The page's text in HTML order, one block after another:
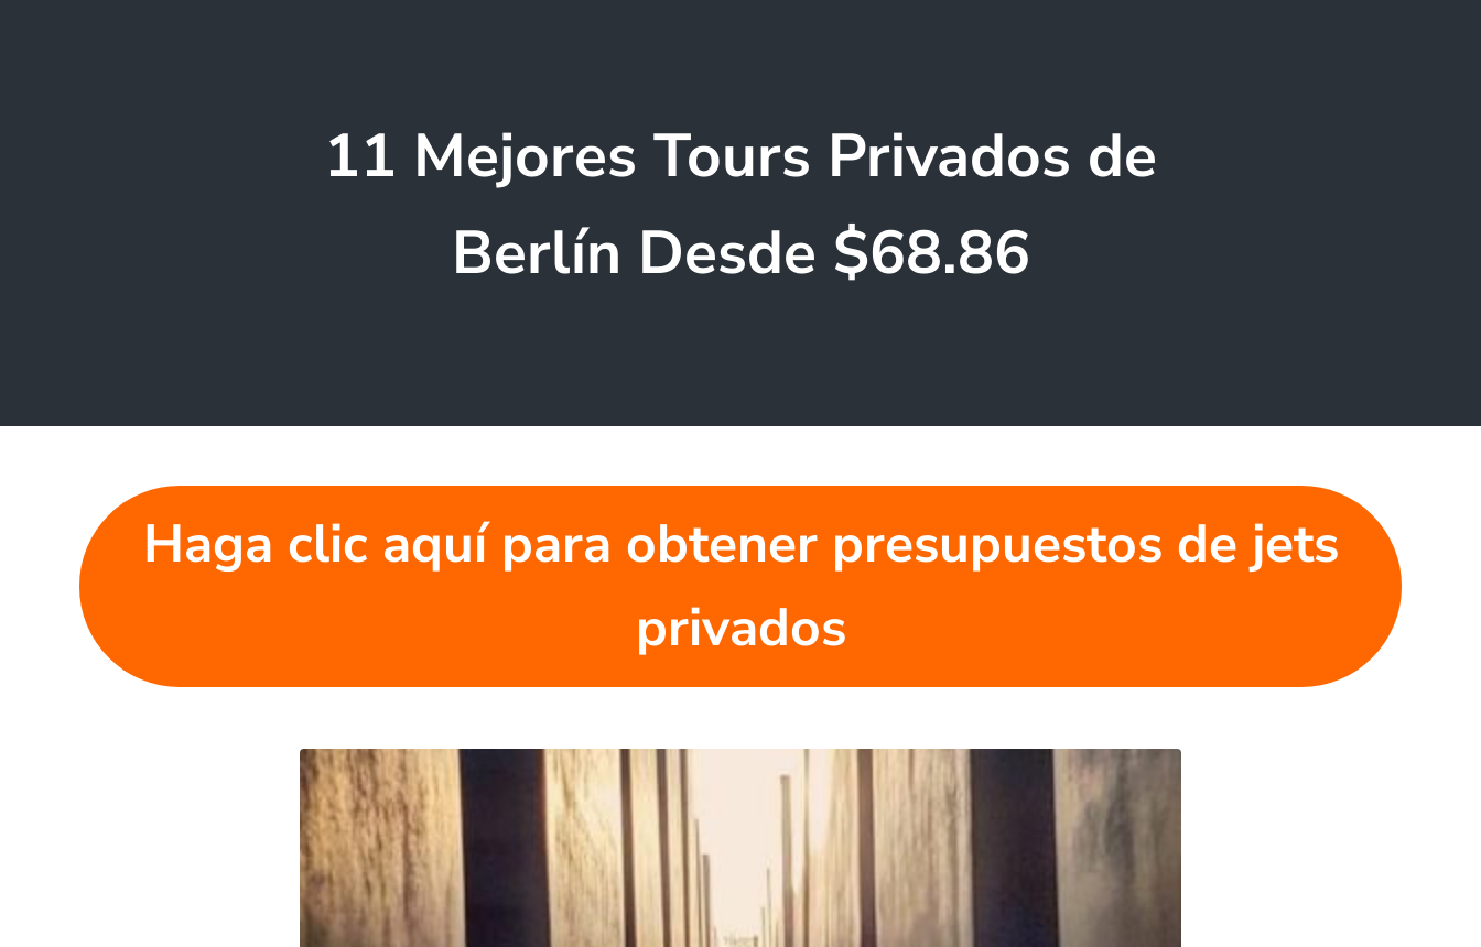
11 Mejores Tours Privados de
Berlín Desde $68.86
Haga clic aquí para obtener presupuestos de jets
privados